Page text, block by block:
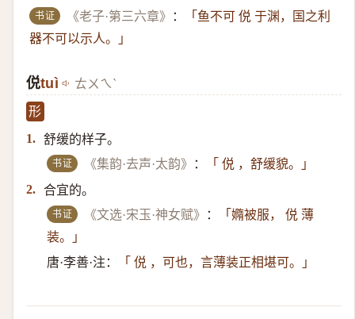
书证 《老子·第三六章》 ：
「鱼不可 侻 于渊，国之利
器不可以示人。」
侻tuì ㄊㄨㄟˋ
形
1. 舒缓的样子。
书证 《集韵·去声·太韵》 ：
「 侻 ，舒缓貌。」
2. 合宜的。
书证 《文选·宋玉·神女赋》 ：
「嫷被服， 侻 薄
装。」
唐·李善·注：
「 侻 ，可也，言薄装正相堪可。」